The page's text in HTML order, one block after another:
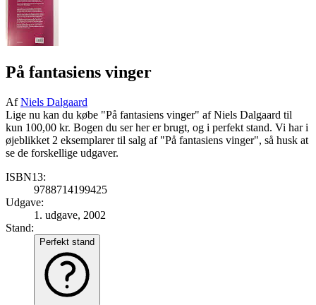
På fantasiens vinger
AfNiels Dalgaard
Lige nu kan du købe "På fantasiens vinger" af Niels Dalgaard til
kun 100,00 kr. Bogen du ser her er brugt, og i perfekt stand. Vi har i
øjeblikket 2 eksemplarer til salg af "På fantasiens vinger", så husk at
se de forskellige udgaver.
ISBN13:
9788714199425
Udgave:
1. udgave, 2002
Stand:
Perfekt stand